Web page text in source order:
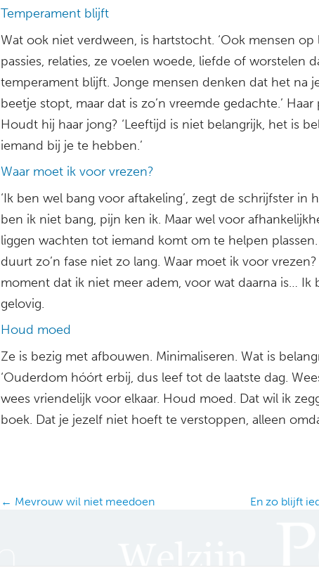
Temperament blijft
Wat ook niet verdween, is hartstocht. ‘Ook mensen
passies, relaties, ze voelen woede, liefde of worstelen
temperament blijft. Jonge mensen denken dat het na
beetje stopt, maar dat is zo’n vreemde gedachte.’ Haar
Houdt hij haar jong? ‘Leeftijd is niet belangrijk, het is
iemand bij je te hebben.’
Waar moet ik voor vrezen?
‘Ik ben wel bang voor aftakeling’, zegt de schrijfster in
ben ik niet bang, pijn ken ik. Maar wel voor
liggen wachten tot iemand komt om te helpen plassen.
duurt zo’n fase niet zo lang. Waar moet ik voor
moment dat ik niet meer adem, voor wat daarna is… Ik
gelovig.
Houd moed
Ze is bezig met afbouwen. Minimaliseren. Wat is
‘Ouderdom hóórt erbij, dus leef tot de laatste dag.
wees vriendelijk voor elkaar. Houd moed. Dat wil ik
boek. Dat je jezelf niet hoeft te verstoppen, alleen
Posts
← Mevrouw wil niet meedoen En zo blijft